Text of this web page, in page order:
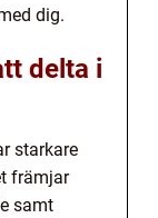
dig.
delta i
starkare
främjar
samt